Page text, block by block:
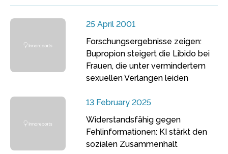
25 April 2001
Forschungsergebnisse zeigen:
Bupropion steigert die Libido bei
Frauen, die unter vermindertem
sexuellen Verlangen leiden
13 February 2025
Widerstandsfähig gegen
Fehlinformationen: KI stärkt den
sozialen Zusammenhalt